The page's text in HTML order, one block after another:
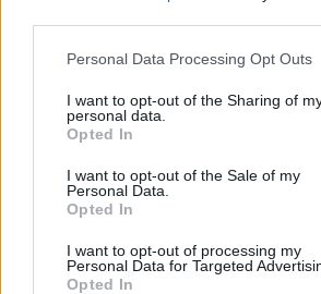
Please note that this website/app uses
not limited to your visit or usage
grant or deny consent to Google and its
use your data for below specified
consent section.
Personal Data Processing Opt Outs
I want to opt-out of the Sharing of
personal data.
Opted In
I want to opt-out of the Sale of my
Personal Data.
Opted In
I want to opt-out of processing my
Personal Data for Targeted
Opted In